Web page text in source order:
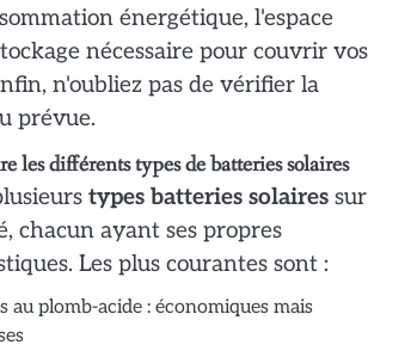
énergétique, l'espace
nécessaire pour couvrir vos
n'oubliez pas de vérifier la
prévue.
les différents types de batteries solaires
types batteries solaires sur
chacun ayant ses propres
Les plus courantes sont :
au plomb-acide : économiques mais